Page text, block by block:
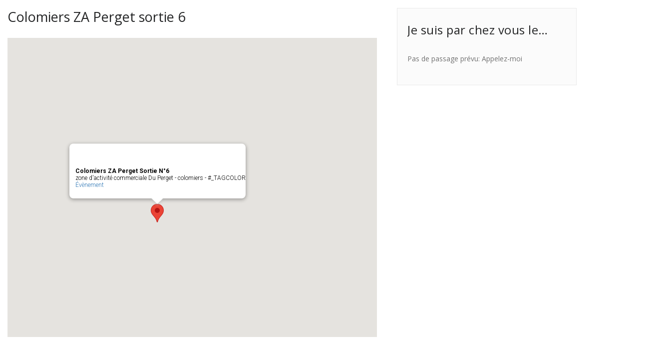
Colomiers ZA Perget sortie 6
Colomiers ZA Perget Sortie N°6
zone d'activité commerciale Du Perget - colomiers - #_TAGCOLOR
Évènement
Je suis par chez vous le…
Pas de passage prévu: Appelez-moi